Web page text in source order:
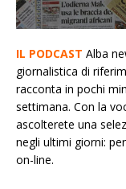
IL PODCAST Alba
giornalistica di
racconta in pochi
settimana. Con la
ascolterete una
negli ultimi giorni:
on-line.